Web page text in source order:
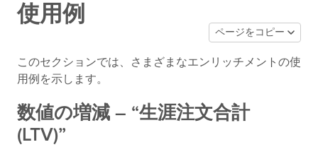
使用例
ページをコピー
このセクションでは、さまざまなエンリッチメントの使
用例を示します。
数値の増減 – “生涯注文合計
(LTV)”